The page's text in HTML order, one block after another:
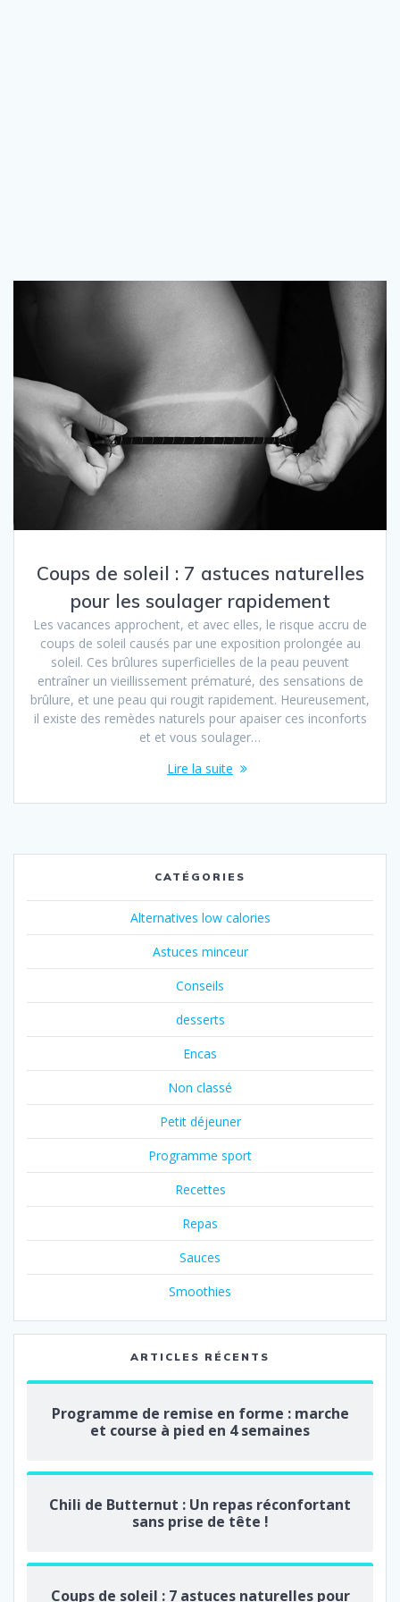
Coups de soleil : 7 astuces naturelles
pour les soulager rapidement
Les vacances approchent, et avec elles, le risque accru de
coups de soleil causés par une exposition prolongée au
soleil. Ces brûlures superficielles de la peau peuvent
entraîner un vieillissement prématuré, des sensations de
brûlure, et une peau qui rougit rapidement. Heureusement,
il existe des remèdes naturels pour apaiser ces inconforts
et et vous soulager…
Lire la suite
CATÉGORIES
Alternatives low calories
Astuces minceur
Conseils
desserts
Encas
Non classé
Petit déjeuner
Programme sport
Recettes
Repas
Sauces
Smoothies
ARTICLES RÉCENTS
Programme de remise en forme : marche
et course à pied en 4 semaines
Chili de Butternut : Un repas réconfortant
sans prise de tête !
Coups de soleil : 7 astuces naturelles pour